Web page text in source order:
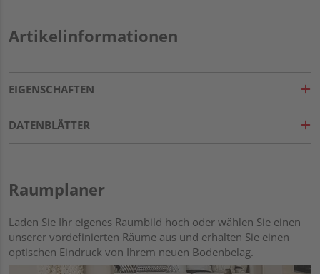
Artikelinformationen
EIGENSCHAFTEN
DATENBLÄTTER
Raumplaner
Laden Sie Ihr eigenes Raumbild hoch oder wählen Sie einen
unserer vordefinierten Räume aus und erhalten Sie einen
optischen Eindruck von Ihrem neuen Bodenbelag.